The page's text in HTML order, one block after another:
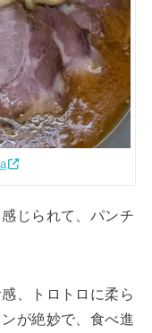
じられて、パンチ
、トロトロに柔ら
が絶妙で、食べ進